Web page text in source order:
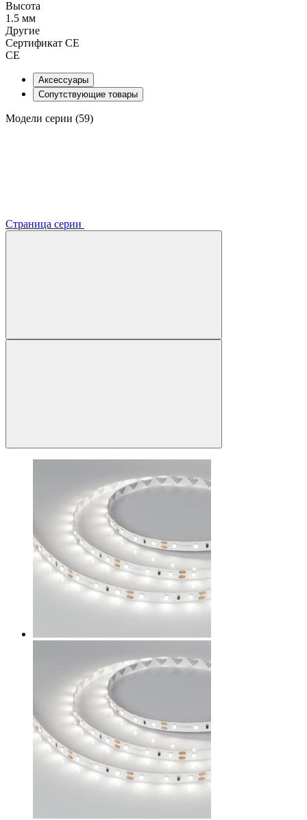
Высота
1.5 мм
Другие
Сертификат CE
CE
Аксессуары
Сопутствующие товары
Модели серии (59)
Страница серии